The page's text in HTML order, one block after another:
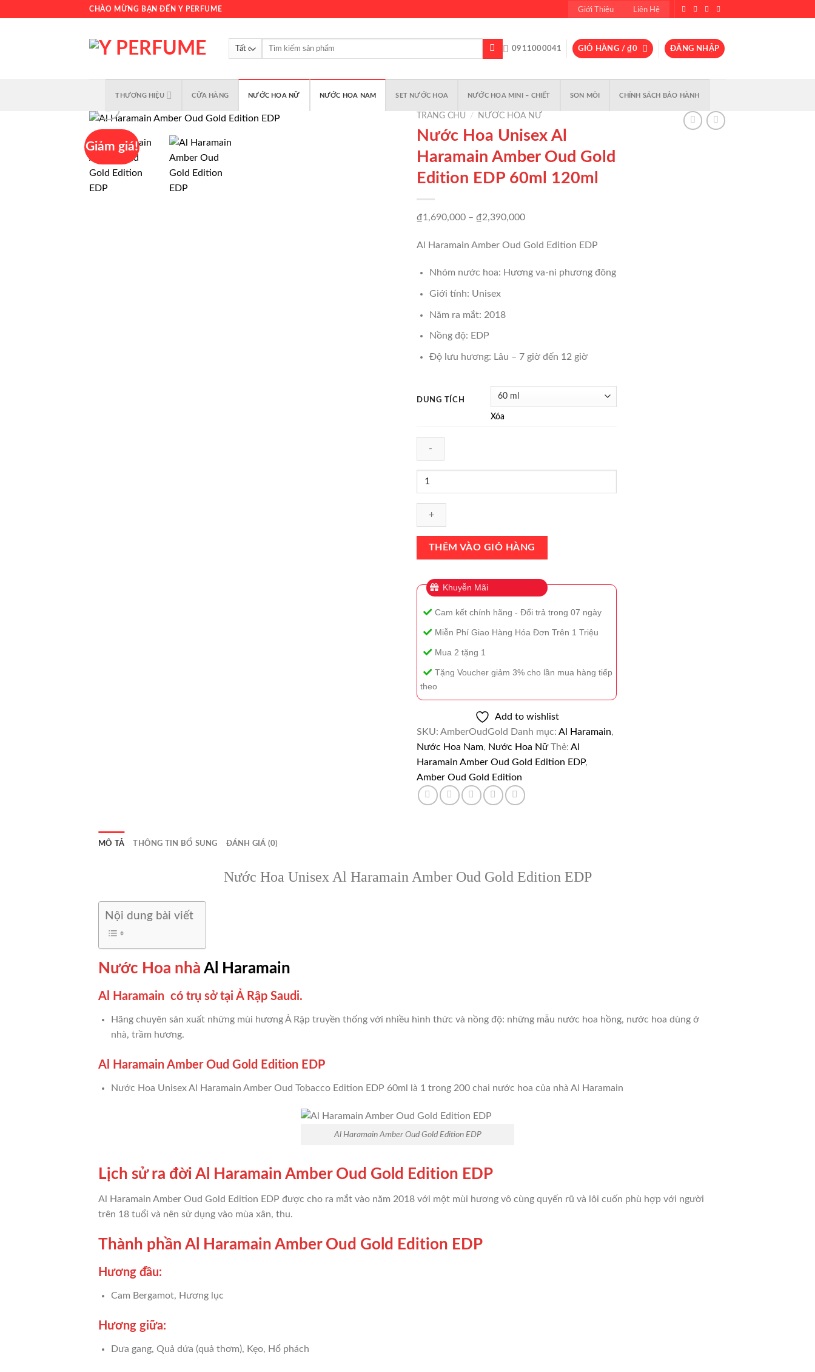
CHÀO MỪNG BẠN ĐẾN Y PERFUME Giới Thiệu Liên Hệ
Tìm
0911000041 GIỎ HÀNG /₫0 ĐĂNG NHẬP
THƯƠNG HIỆU CỬA HÀNG NƯỚC HOA NỮ NƯỚC HOA NAM SET NƯỚC HOA NƯỚC HOA MINI – CHIẾT SON MÔI CHÍNH SÁCH BẢO HÀNH
Giảm giá!
TRANG CHỦ / NƯỚC HOA NỮ
Nước Hoa Unisex Al
Haramain Amber Oud Gold
Edition EDP 60ml 120ml
₫1,690,000 – ₫2,390,000Khoảng
từ
đến
Al Haramain Amber Oud Gold Edition EDP
Nhóm nước hoa: Hương va-ni phương đông
Giới tính: Unisex
Năm ra mắt: 2018
Nồng độ: EDP
Độ lưu hương: Lâu – 7 giờ đến 12 giờ
DUNG TÍCH
Xóa
Nước
Unisex
Amber
Oud
Edition
60ml
120ml
lượng
THÊM VÀO GIỎ HÀNG
Khuyễn Mãi
Cam kết chính hãng - Đổi trả trong 07 ngày
Miễn Phí Giao Hàng Hóa Đơn Trên 1 Triệu
Mua 2 tặng 1
Tặng Voucher giảm 3% cho lần mua hàng tiếp
theo
Add to wishlist
SKU: AmberOudGold Danh mục: Al Haramain,
Nước Hoa Nam, Nước Hoa Nữ Thẻ: Al
Haramain Amber Oud Gold Edition EDP,
Amber Oud Gold Edition
MÔ TẢ THÔNG TIN BỔ SUNG ĐÁNH GIÁ (0)
Nước Hoa Unisex Al Haramain Amber Oud Gold Edition EDP
Nội dung bài viết
Nước Hoa nhà Al Haramain
Al Haramain có trụ sở tại Ả Rập Saudi.
Hãng chuyên sản xuất những mùi hương Ả Rập truyền thống với nhiều hình thức và nồng độ: những mẫu nước hoa hồng, nước hoa dùng ở
nhà, trầm hương.
Al Haramain Amber Oud Gold Edition EDP
Nước Hoa Unisex Al Haramain Amber Oud Tobacco Edition EDP 60ml là 1 trong 200 chai nước hoa của nhà Al Haramain
Al Haramain Amber Oud Gold Edition EDP
Lịch sử ra đời Al Haramain Amber Oud Gold Edition EDP
Al Haramain Amber Oud Gold Edition EDP được cho ra mắt vào năm 2018 với một mùi hương vô cùng quyến rũ và lôi cuốn phù hợp với người
trên 18 tuổi và nên sử dụng vào mùa xân, thu.
Thành phần Al Haramain Amber Oud Gold Edition EDP
Hương đầu:
Cam Bergamot, Hương lục
Hương giữa:
Dưa gang, Quả dứa (quả thơm), Kẹo, Hổ phách